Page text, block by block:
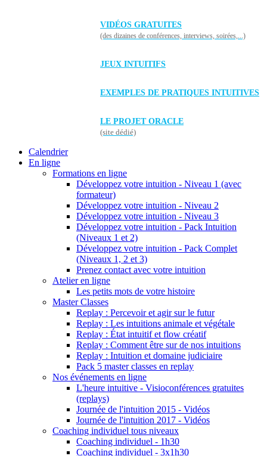
VIDÉOS GRATUITES
(des dizaines de conférences, interviews, soirées,...)
JEUX INTUITIFS
EXEMPLES DE PRATIQUES INTUITIVES
LE PROJET ORACLE
(site dédié)
Calendrier
En ligne
Formations en ligne
Développez votre intuition - Niveau 1 (avec
formateur)
Développez votre intuition - Niveau 2
Développez votre intuition - Niveau 3
Développez votre intuition - Pack Intuition
(Niveaux 1 et 2)
Développez votre intuition - Pack Complet
(Niveaux 1, 2 et 3)
Prenez contact avec votre intuition
Atelier en ligne
Les petits mots de votre histoire
Master Classes
Replay : Percevoir et agir sur le futur
Replay : Les intuitions animale et végétale
Replay : État intuitif et flow créatif
Replay : Comment être sur de nos intuitions
Replay : Intuition et domaine judiciaire
Pack 5 master classes en replay
Nos événements en ligne
L'heure intuitive - Visioconférences gratuites
(replays)
Journée de l'intuition 2015 - Vidéos
Journée de l'intuition 2017 - Vidéos
Coaching individuel tous niveaux
Coaching individuel - 1h30
Coaching individuel - 3x1h30